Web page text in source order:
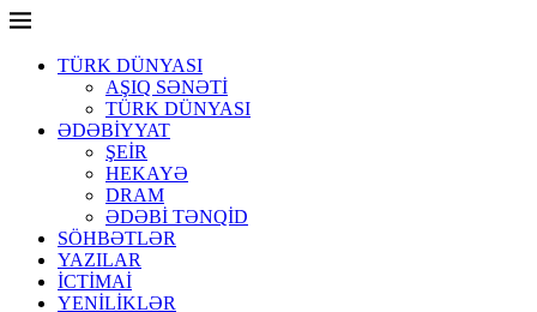
TÜRK DÜNYASI
AŞIQ SƏNƏTİ
TÜRK DÜNYASI
ƏDƏBİYYAT
ŞEİR
HEKAYƏ
DRAM
ƏDƏBİ TƏNQİD
SÖHBƏTLƏR
YAZILAR
İCTİMAİ
YENİLİKLƏR